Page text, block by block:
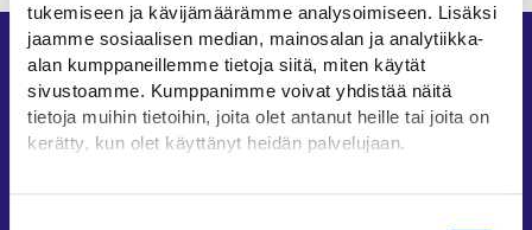
tukemiseen ja kävijämäärämme analysoimiseen. Lisäksi
jaamme sosiaalisen median, mainosalan ja analytiikka-
alan kumppaneillemme tietoja siitä, miten käytät
sivustoamme. Kumppanimme voivat yhdistää näitä
tietoja muihin tietoihin, joita olet antanut heille tai joita on
kerätty, kun olet käyttänyt heidän palvelujaan.
Löydät tietoa evästeiden käyttötarkoituksista
Oikopolut
Asiointi
Oma työpolku